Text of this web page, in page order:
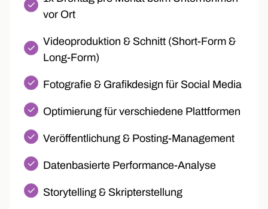
vor Ort
Videoproduktion & Schnitt (Short-Form &
Long-Form)
Fotografie & Grafikdesign für Social Media
Optimierung für verschiedene Plattformen
Veröffentlichung & Posting-Management
Datenbasierte Performance-Analyse
Storytelling & Skripterstellung